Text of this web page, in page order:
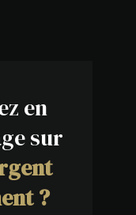
en
sur
?